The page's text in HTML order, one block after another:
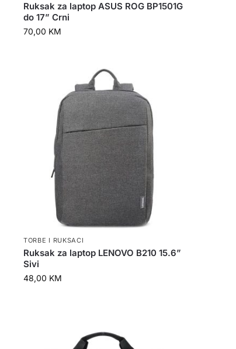
Ruksak za laptop ASUS ROG BP1501G
do 17” Crni
70,00 KM
TORBE I RUKSACI
Ruksak za laptop LENOVO B210 15.6”
Sivi
48,00 KM